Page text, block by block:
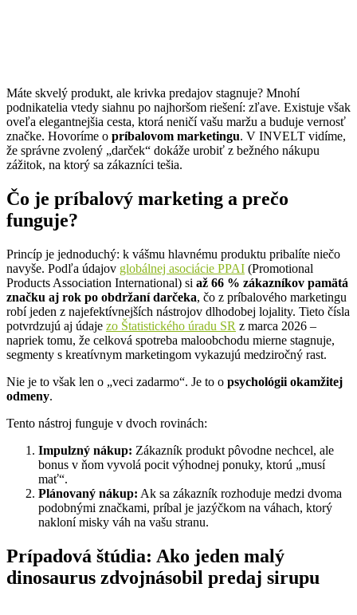
Máte skvelý produkt, ale krivka predajov stagnuje? Mnohí
podnikatelia vtedy siahnu po najhoršom riešení: zľave. Existuje však
oveľa elegantnejšia cesta, ktorá neničí vašu maržu a buduje vernosť
značke. Hovoríme o príbalovom marketingu. V INVELT vidíme,
že správne zvolený „darček“ dokáže urobiť z bežného nákupu
zážitok, na ktorý sa zákazníci tešia.
Čo je príbalový marketing a prečo
funguje?
Princíp je jednoduchý: k vášmu hlavnému produktu pribalíte niečo
navyše. Podľa údajov globálnej asociácie PPAI (Promotional
Products Association International) si až 66 % zákazníkov pamätá
značku aj rok po obdržaní darčeka, čo z príbalového marketingu
robí jeden z najefektívnejších nástrojov dlhodobej lojality. Tieto čísla
potvrdzujú aj údaje zo Štatistického úradu SR z marca 2026 –
napriek tomu, že celková spotreba maloobchodu mierne stagnuje,
segmenty s kreatívnym marketingom vykazujú medziročný rast.
Nie je to však len o „veci zadarmo“. Je to o psychológii okamžitej
odmeny.
Tento nástroj funguje v dvoch rovinách:
Impulzný nákup: Zákazník produkt pôvodne nechcel, ale
bonus v ňom vyvolá pocit výhodnej ponuky, ktorú „musí
mať“.
Plánovaný nákup: Ak sa zákazník rozhoduje medzi dvoma
podobnými značkami, príbal je jazýčkom na váhach, ktorý
nakloní misky váh na vašu stranu.
Prípadová štúdia: Ako jeden malý
dinosaurus zdvojnásobil predaj sirupu